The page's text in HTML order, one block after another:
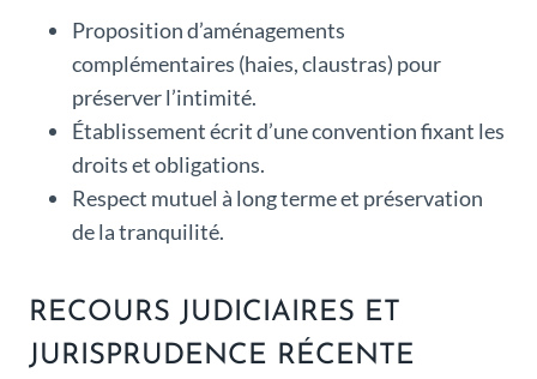
Proposition d’aménagements
complémentaires (haies, claustras) pour
préserver l’intimité.
Établissement écrit d’une convention fixant les
droits et obligations.
Respect mutuel à long terme et préservation
de la tranquilité.
RECOURS JUDICIAIRES ET
JURISPRUDENCE RÉCENTE